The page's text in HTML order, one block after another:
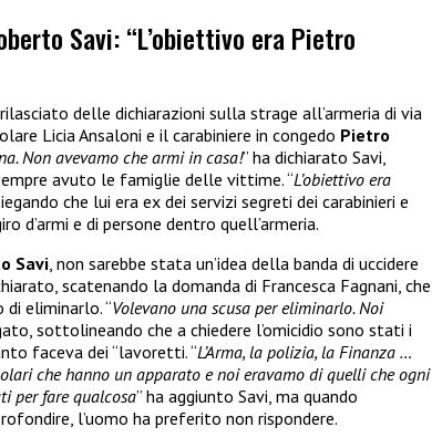
Savi: “L’obiettivo era Pietro
delle dichiarazioni sulla strage all’armeria di via
Licia Ansaloni e il carabiniere in congedo Pietro
Non avevamo che armi in casa!” ha dichiarato Savi,
avuto le famiglie delle vittime. “L’obiettivo era
che lui era ex dei servizi segreti dei carabinieri e
d’armi e di persone dentro quell’armeria.
Savi, non sarebbe stata un’idea della banda di uccidere
scatenando la domanda di Francesca Fagnani, che
eliminarlo. “Volevano una scusa per eliminarlo. Noi
sottolineando che a chiedere l’omicidio sono stati i
faceva dei “lavoretti. “L’Arma, la polizia, la Finanza …
che hanno un apparato e noi eravamo di quelli che ogni
per fare qualcosa” ha aggiunto Savi, ma quando
l’uomo ha preferito non rispondere.